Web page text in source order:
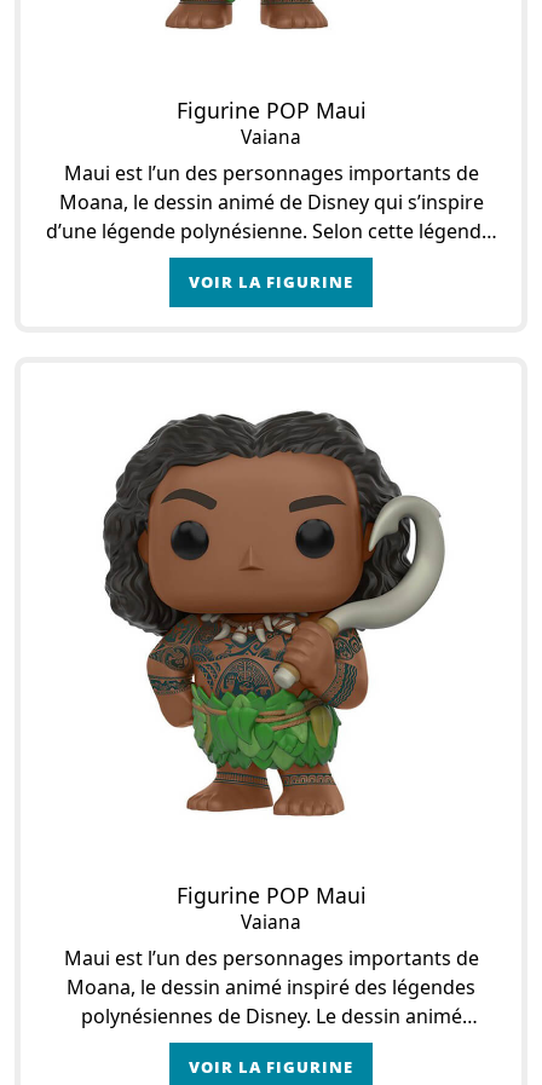
Figurine POP Maui
Vaiana
Maui est l’un des personnages importants de
Moana, le dessin animé de Disney qui s’inspire
d’une légende polynésienne. Selon cette légende,
la déesse Te Fiti créa la vie grâce au pouvoir
VOIR LA FIGURINE
Figurine POP Maui
Vaiana
Maui est l’un des personnages importants de
Moana, le dessin animé inspiré des légendes
polynésiennes de Disney. Le dessin animé
commence par raconter la légende de la création
des îles poly
VOIR LA FIGURINE